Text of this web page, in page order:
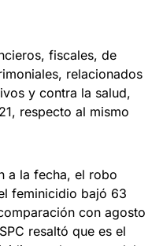
fiscales, de
relacionados
y contra la salud,
respecto al mismo
a la fecha, el robo
feminicidio bajó 63
con agosto
resaltó que es el